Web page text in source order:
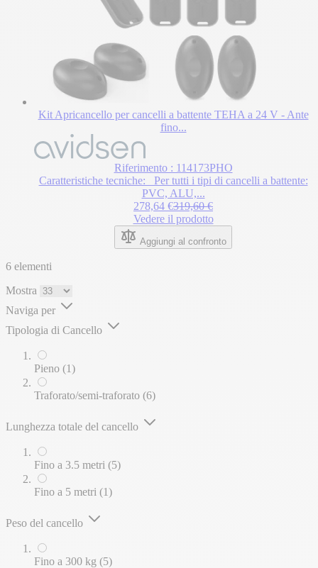
Naviga per
Tipologia di Cancello
Pieno (1)elemento
Traforato/semi-traforato (6)elementi
Lunghezza totale del cancello
Fino a 3.5 metri (5)elementi
Fino a 5 metri (1)elemento
Peso del cancello
Fino a 300 kg (5)elementi
Kit Apricancello per cancelli a battente TEHA a 24 V - Ante
fino...
dipende
dalle
opzioni
scelte
nella
pagina
del
Riferimento : 114173PHO
Caratteristiche tecniche: Per tutti i tipi di cancelli a battente:
PVC, ALU,...
278,64 €
Regular Price
319,60 €
Vedere il prodotto
Aggiungi al confronto
6 elementi
Mostra